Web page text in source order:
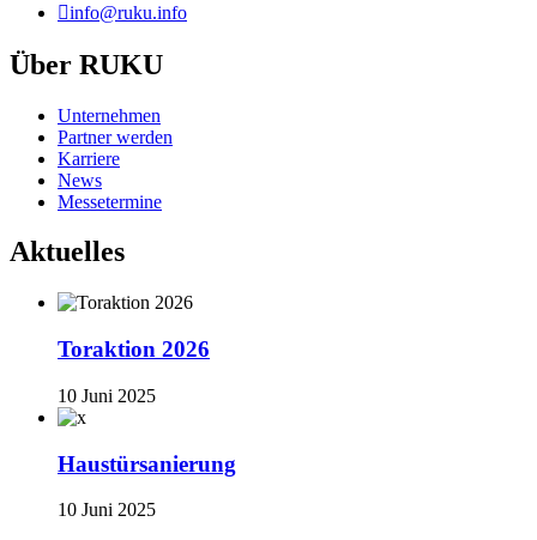
info@ruku.info
Über RUKU
Unternehmen
Partner werden
Karriere
News
Messetermine
Aktuelles
Toraktion 2026
10 Juni 2025
Haustürsanierung
10 Juni 2025